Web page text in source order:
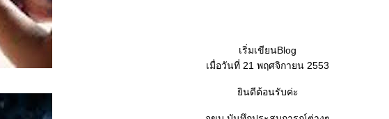
เริ่มเขียนBlog
เมื่อวันที่ 21 พฤศจิกายน 2553
ินดีต้อนรับค่ะ